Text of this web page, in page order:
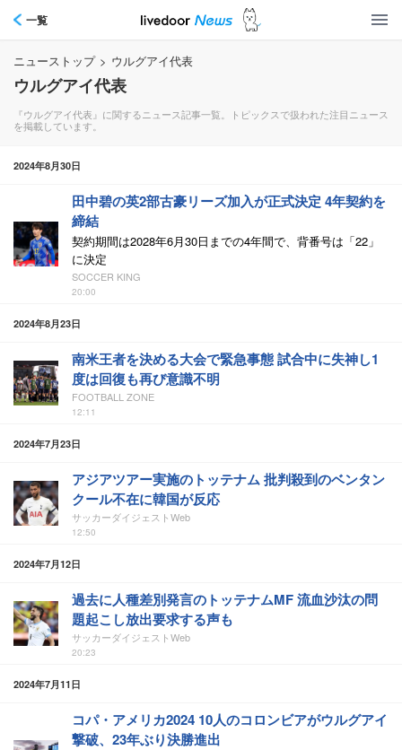
一覧
ニューストップ > ウルグアイ代表
ウルグアイ代表
『ウルグアイ代表』に関するニュース記事一覧。トピックスで扱われた注目ニュース
を掲載しています。
2024年8月30日
田中碧の英2部古豪リーズ加入が正式決定 4年契約を
締結
契約期間は2028年6月30日までの4年間で、背番号は「22」
に決定
SOCCER KING
20:00
2024年8月23日
南米王者を決める大会で緊急事態 試合中に失神し1
度は回復も再び意識不明
FOOTBALL ZONE
12:11
2024年7月23日
アジアツアー実施のトッテナム 批判殺到のベンタン
クール不在に韓国が反応
サッカーダイジェストWeb
12:50
2024年7月12日
過去に人種差別発言のトッテナムMF 流血沙汰の問
題起こし放出要求する声も
サッカーダイジェストWeb
20:23
2024年7月11日
コパ・アメリカ2024 10人のコロンビアがウルグアイ
撃破、23年ぶり決勝進出